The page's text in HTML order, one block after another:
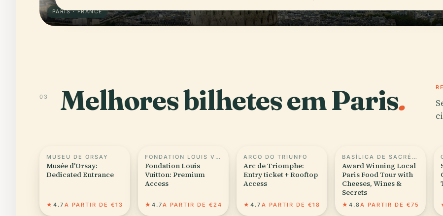
PARIS · FRANCE
03 Melhores bilhetes em Paris.
MUSEU DE ORSAY
Musée d'Orsay:
Dedicated Entrance
★ 4.7 A PARTIR DE €13
FONDATION LOUIS VUITTON
Fondation Louis
Vuitton: Premium
Access
★ 4.7A PARTIR DE €24
ARCO DO TRIUNFO
Arc de Triomphe:
Entry ticket + Rooftop
Access
★ 4.7 A PARTIR DE €18
BASÍLICA DE SACRÉ CŒUR
Award Winning Local
Paris Food Tour with
Cheeses, Wines &
Secrets
★ 4.8A PARTIR DE €75